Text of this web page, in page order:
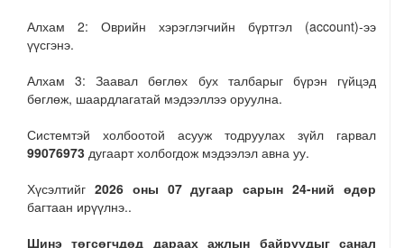
Алхам 2: Оврийн хэрэглэгчийн бүртгэл (account)-ээ
үүсгэнэ.
Алхам 3: Заавал бөглөх бух талбарыг бүрэн гүйцэд
бөглөж, шаардлагатай мэдээллээ оруулна.
Системтэй холбоотой асууж тодруулах зүйл гарвал
99076973 дугаарт холбогдож мэдээлэл авна уу.
Хүсэлтийг 2026 оны 07 дугаар сарын 24-ний өдөр
багтаан ирүүлнэ..
Шинэ төгсөгчдөд дараах ажлын байруудыг санал